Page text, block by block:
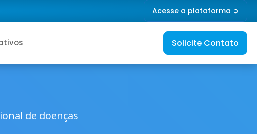
Acesse a plataforma ➲
Solicite Contato
de doenças